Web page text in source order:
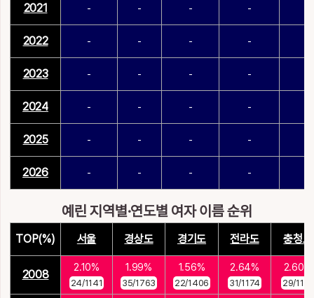
2021 - - - -
2022 - - - -
2023 - - - -
2024 - - - -
2025 - - - -
2026 - - - -
예린 지역별·연도별 여자 이름 순위
TOP(%) 서울 경상도 경기도 전라도 충청도
2008
2.10%
24/1141
1.99%
35/1763
1.56%
22/1406
2.64%
31/1174
2.60%
29/1117